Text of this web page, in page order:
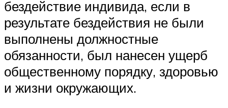
бездействие индивида, если в
результате бездействия не были
выполнены должностные
обязанности, был нанесен ущерб
общественному порядку, здоровью
и жизни окружающих.